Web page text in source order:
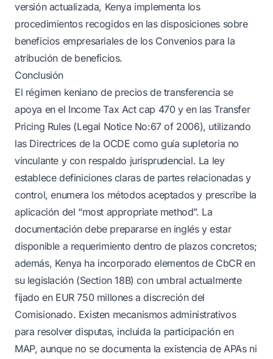
versión actualizada, Kenya implementa los
procedimientos recogidos en las disposiciones sobre
beneficios empresariales de los Convenios para la
atribución de beneficios.
Conclusión
El régimen keniano de precios de transferencia se
apoya en el Income Tax Act cap 470 y en las Transfer
Pricing Rules (Legal Notice No:67 of 2006), utilizando
las Directrices de la OCDE como guía supletoria no
vinculante y con respaldo jurisprudencial. La ley
establece definiciones claras de partes relacionadas y
control, enumera los métodos aceptados y prescribe la
aplicación del “most appropriate method”. La
documentación debe prepararse en inglés y estar
disponible a requerimiento dentro de plazos concretos;
además, Kenya ha incorporado elementos de CbCR en
su legislación (Section 18B) con umbral actualmente
fijado en EUR 750 millones a discreción del
Comisionado. Existen mecanismos administrativos
para resolver disputas, incluida la participación en
MAP, aunque no se documenta la existencia de APAs ni